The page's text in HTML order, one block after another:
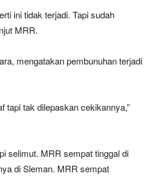
ini tidak terjadi. Tapi sudah
MRR.
mengatakan pembunuhan terjadi
tapi tak dilepaskan cekikannya,”
selimut. MRR sempat tinggal di
di Sleman. MRR sempat